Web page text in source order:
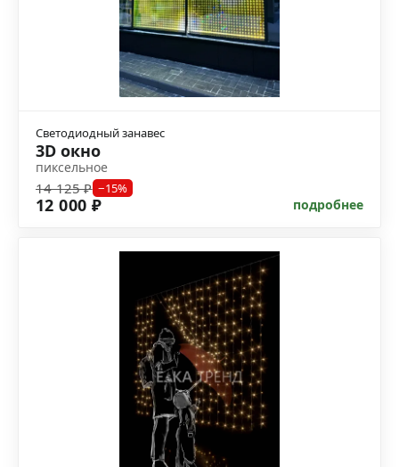
Светодиодный занавес
3D окно
пиксельное
14 125 ₽ −15%
12 000 ₽ подробнее